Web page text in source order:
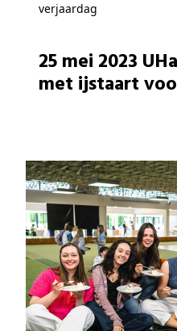
verjaardag
25 mei 2023 UHasselt trakteert
met ijstaart